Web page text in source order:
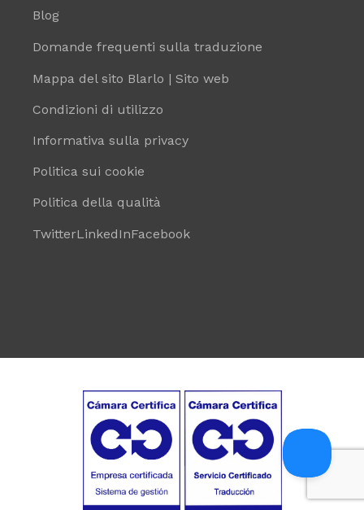
Blog
Domande frequenti sulla traduzione
Mappa del sito Blarlo | Sito web
Condizioni di utilizzo
Informativa sulla privacy
Politica sui cookie
Politica della qualità
TwitterLinkedInFacebook